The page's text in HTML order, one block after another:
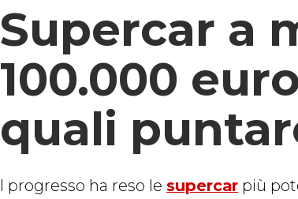
Supercar a
100.000
quali
l progresso ha reso le supercar più